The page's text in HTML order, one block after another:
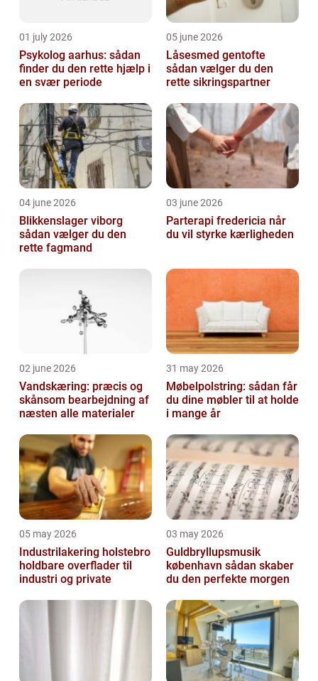
01 july 2026
Psykolog aarhus: sådan
finder du den rette hjælp i
en svær periode
05 june 2026
Låsesmed gentofte
sådan vælger du den
rette sikringspartner
04 june 2026
Blikkenslager viborg
sådan vælger du den
rette fagmand
03 june 2026
Parterapi fredericia når
du vil styrke kærligheden
02 june 2026
Vandskæring: præcis og
skånsom bearbejdning af
næsten alle materialer
31 may 2026
Møbelpolstring: sådan får
du dine møbler til at holde
i mange år
05 may 2026
Industrilakering holstebro
holdbare overflader til
industri og private
03 may 2026
Guldbryllupsmusik
københavn sådan skaber
du den perfekte morgen